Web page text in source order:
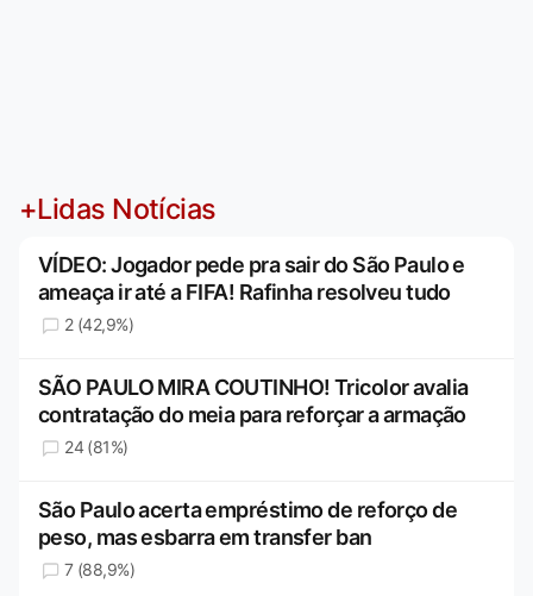
+Lidas Notícias
VÍDEO: Jogador pede pra sair do São Paulo e
ameaça ir até a FIFA! Rafinha resolveu tudo
2 (42,9%)
SÃO PAULO MIRA COUTINHO! Tricolor avalia
contratação do meia para reforçar a armação
24 (81%)
São Paulo acerta empréstimo de reforço de
peso, mas esbarra em transfer ban
7 (88,9%)